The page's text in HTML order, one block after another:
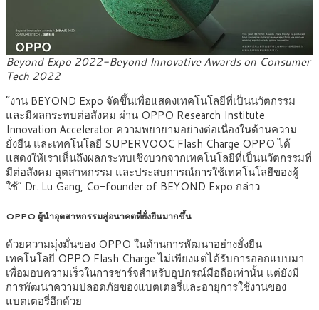
Beyond Expo 2022-Beyond Innovative Awards on Consumer
Tech 2022
“งาน BEYOND Expo จัดขึ้นเพื่อแสดงเทคโนโลยีที่เป็นนวัตกรรม
และมีผลกระทบต่อสังคม ผ่าน OPPO Research Institute
Innovation Accelerator ความพยายามอย่างต่อเนื่องในด้านความ
ยั่งยืน และเทคโนโลยี SUPERVOOC Flash Charge OPPO ได้
แสดงให้เราเห็นถึงผลกระทบเชิงบวกจากเทคโนโลยีที่เป็นนวัตกรรมที่
มีต่อสังคม อุตสาหกรรม และประสบการณ์การใช้เทคโนโลยีของผู้
ใช้” Dr. Lu Gang, Co-founder of BEYOND Expo กล่าว
OPPO ผู้นำอุตสาหกรรมสู่อนาคตที่ยั่งยืนมากขึ้น
ด้วยความมุ่งมั่นของ OPPO ในด้านการพัฒนาอย่างยั่งยืน
เทคโนโลยี OPPO Flash Charge ไม่เพียงแต่ได้รับการออกแบบมา
เพื่อมอบความเร็วในการชาร์จสำหรับอุปกรณ์มือถือเท่านั้น แต่ยังมี
การพัฒนาความปลอดภัยของแบตเตอรี่และอายุการใช้งานของ
แบตเตอรี่อีกด้วย